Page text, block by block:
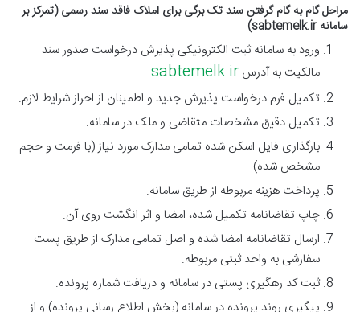
مراحل گام به گام گرفتن سند تک برگی برای املاک فاقد سند رسمی (تمرکز بر
سامانه sabtemelk.ir)
ورود به سامانه ثبت الکترونیکی پذیرش درخواست صدور سند
مالکیت به آدرس sabtemelk.ir
.
تکمیل فرم درخواست پذیرش جدید و اطمینان از احراز شرایط لازم.
تکمیل دقیق مشخصات متقاضی و ملک در سامانه.
بارگذاری فایل اسکن شده تمامی مدارک مورد نیاز (با فرمت و حجم
مشخص شده).
پرداخت هزینه مربوطه از طریق سامانه.
چاپ تقاضانامه تکمیل شده، امضا و اثر انگشت روی آن.
ارسال تقاضانامه امضا شده و اصل تمامی مدارک از طریق پست
سفارشی به واحد ثبتی مربوطه.
ثبت کد رهگیری پستی در سامانه و دریافت شماره پرونده.
پیگیری روند پرونده در سامانه (بخش اطلاع رسانی پرونده) و از